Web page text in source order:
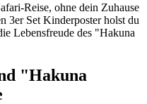
Reise, ohne dein Zuhause
3er Set Kinderposter holst du
Lebensfreude des "Hakuna
"Hakuna